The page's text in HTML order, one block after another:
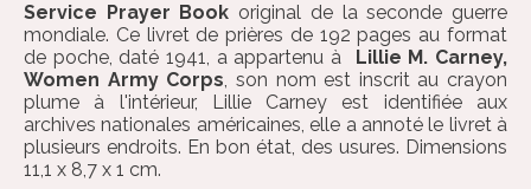
Service Prayer Book original de la seconde guerre
mondiale. Ce livret de prières de 192 pages au format
de poche, daté 1941, a appartenu à
Lillie M. Carney,
Women Army Corps, son nom est inscrit au crayon
plume à l'intérieur, Lillie Carney est identifiée aux
archives nationales américaines, elle a annoté le livret à
plusieurs endroits. En bon état, des usures. Dimensions
11,1 x 8,7 x 1 cm.